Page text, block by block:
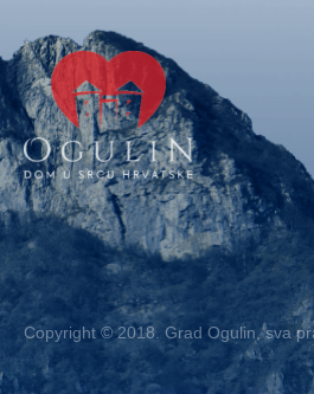
Copyright © 2018. Grad Ogulin, sva